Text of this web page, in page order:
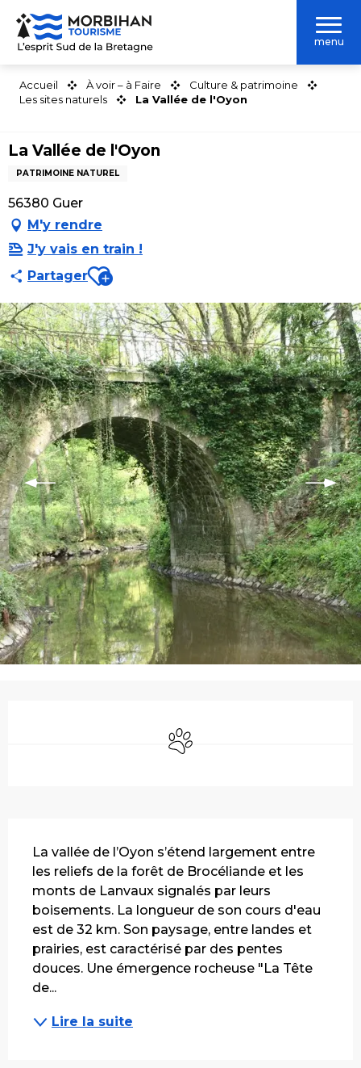
Aller
contenu
menu
Accueil À voir – à Faire
Culture & patrimoine
Les sites naturels
La Vallée de l'Oyon
La Vallée de l'Oyon
PATRIMOINE NATUREL
56380 Guer
M'y rendre
J'y vais en train !
PartagerAjouter aux favoris
Animaux acceptés
La vallée de l’Oyon s’étend largement entre
les reliefs de la forêt de Brocéliande et les
monts de Lanvaux signalés par leurs
boisements. La longueur de son cours d'eau
est de 32 km. Son paysage, entre landes et
prairies, est caractérisé par des pentes
douces. Une émergence rocheuse "La Tête
de...
Lire la suite